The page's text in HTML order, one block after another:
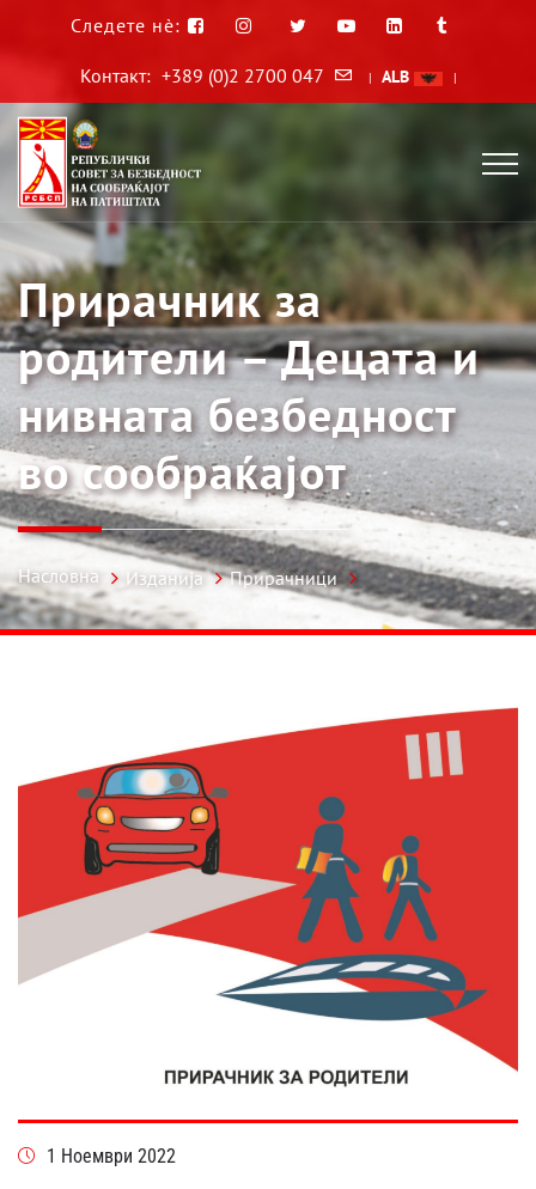
Следете нè:
Контакт: +389 (0)2 2700 047 | ALB |
Прирачник за
родители – Децата и
нивната безбедност
во сообраќајот
Насловна Изданија Прирачници
1 Ноември 2022